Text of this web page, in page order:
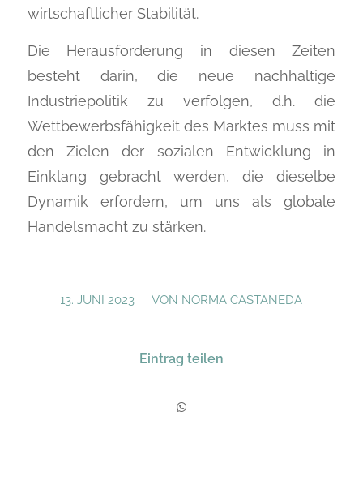
wirtschaftlicher Stabilität.
Die Herausforderung in diesen Zeiten
besteht darin, die neue nachhaltige
Industriepolitik zu verfolgen, d.h. die
Wettbewerbsfähigkeit des Marktes muss mit
den Zielen der sozialen Entwicklung in
Einklang gebracht werden, die dieselbe
Dynamik erfordern, um uns als globale
Handelsmacht zu stärken.
13. JUNI 2023
/ VON NORMA CASTANEDA
Eintrag teilen